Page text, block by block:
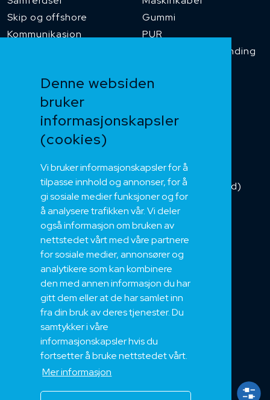
Denne websiden
bruker
informasjonskapsler
(cookies)
Vi bruker informasjonskapsler for å
tilpasse innhold og annonser, for å
gi sosiale medier funksjoner og for
å analysere trafikken vår. Vi deler
også informasjon om bruken av
nettstedet vårt med våre partnere
for sosiale medier, annonsører og
analytikere som kan kombinere
den med annen informasjon du har
gitt dem eller at de har samlet inn
fra din bruk av deres tjenester. Du
samtykker i våre
informasjonskapsler hvis du
fortsetter å bruke nettstedet vårt.
Mer informasjon
Skip og offshore
Kommunikasjon
Gummi
PUR
Temperaturbestanding
Heis og kran
Kategorikabel
Installasjonskabel
Kombikabel (Hybrid)
DNV sertifisert
Tilbehør
Om oss
Bærekraft og Åpenhet
Jobb hos oss
Sertifiseringer
Support
Teknisk
Eksport
Salgs og Leveringsbetingelser